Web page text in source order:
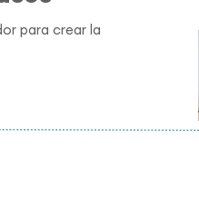
para crear la